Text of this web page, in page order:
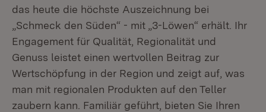
das heute die höchste Auszeichnung bei
„Schmeck den Süden“ - mit „3-Löwen“ erhält. Ihr
Engagement für Qualität, Regionalität und
Genuss leistet einen wertvollen Beitrag zur
Wertschöpfung in der Region und zeigt auf, was
man mit regionalen Produkten auf den Teller
zaubern kann. Familiär geführt, bieten Sie Ihren